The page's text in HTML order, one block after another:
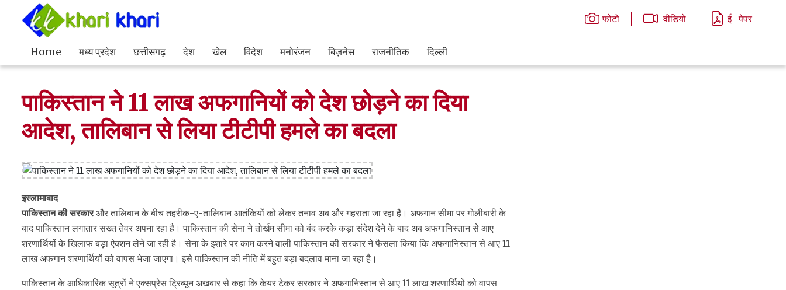
फोटो वीडियो ई- पेपर
Home मध्य प्रदेश छत्तीसगढ़ देश खेल विदेश मनोरंजन बिज़नेस राजनीतिक दिल्ली
पाकिस्‍तान ने 11 लाख अफगानियों को देश छोड़ने का दिया
आदेश, तालिबान से लिया टीटीपी हमले का बदला
इस्‍लामाबाद
पाकिस्‍तान की सरकारऔर तालिबान के बीच तहरीक-ए-तालिबान आतंकियों को लेकर तनाव अब और गहराता जा रहा है। अफगान सीमा पर गोलीबारी के
बाद पाकिस्‍तान लगातार सख्‍त तेवर अपना रहा है। पाकिस्‍तान की सेना ने तोर्खम सीमा को बंद करके कड़ा संदेश देने के बाद अब अफगानिस्‍तान से आए
शरणार्थियों के खिलाफ बड़ा ऐक्‍शन लेने जा रही है। सेना के इशारे पर काम करने वाली पाकिस्‍तान की सरकार ने फैसला किया कि अफगानिस्‍तान से आए 11
लाख अफगान शरणार्थियों को वापस भेजा जाएगा। इसे पाकिस्‍तान की नीति में बहुत बड़ा बदलाव माना जा रहा है।
पाकिस्‍तान के आधिकारिक सूत्रों ने एक्‍सप्रेस ट्रिब्‍यून अखबार से कहा कि केयर टेकर सरकार ने अफगानिस्‍तान से आए 11 लाख शरणार्थियों को वापस